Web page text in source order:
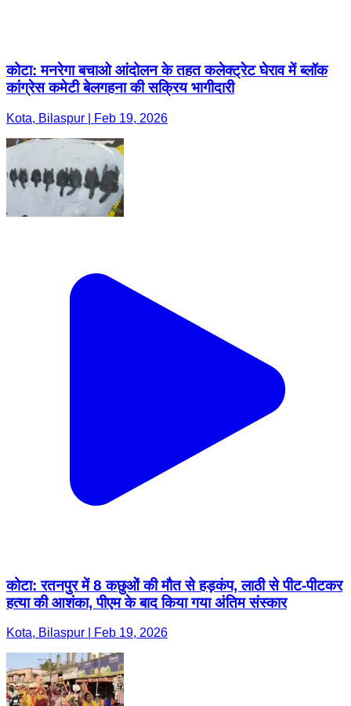
कोटा: मनरेगा बचाओ आंदोलन के तहत कलेक्ट्रेट घेराव में ब्लॉक
कांग्रेस कमेटी बेलगहना की सक्रिय भागीदारी
Kota, Bilaspur | Feb 19, 2026
कोटा: रतनपुर में 8 कछुओं की मौत से हड़कंप, लाठी से पीट-पीटकर
हत्या की आशंका, पीएम के बाद किया गया अंतिम संस्कार
Kota, Bilaspur | Feb 19, 2026